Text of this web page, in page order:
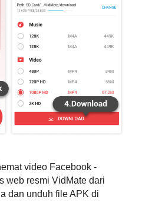
video Facebook -
web resmi VidMate dari
dan unduh file APK di